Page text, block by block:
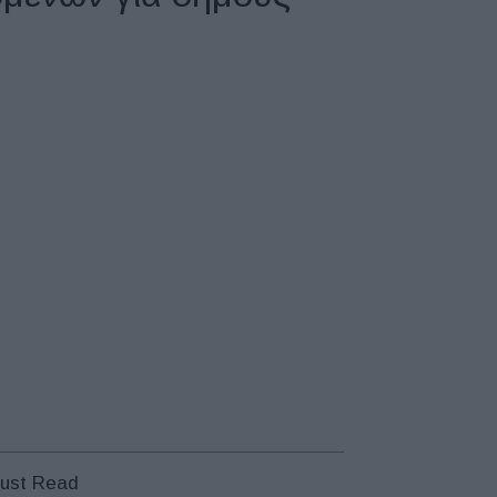
Read